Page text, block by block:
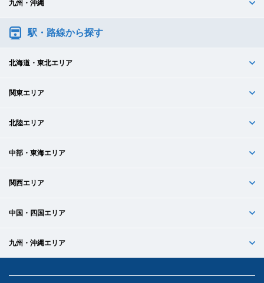
九州・沖縄
駅・路線から探す
北海道・東北エリア
関東エリア
北陸エリア
中部・東海エリア
関西エリア
中国・四国エリア
九州・沖縄エリア